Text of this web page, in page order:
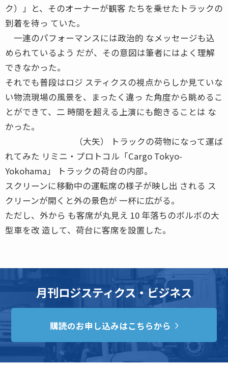
ク）」と、そのオーナーが観客 たちを乗せたトラックの
到着を待っ ていた。
一連のパフォーマンスには政治的 なメッセージも込
められているよう だが、その意図は筆者にはよく理解
できなかった。
それでも普段はロジ スティクスの視点からしか見ていな
い物流現場の風景を、まったく違っ た角度から眺めるこ
とができて、二 時間を超える上演にも飽きることは な
かった。
（大矢） トラックの荷物になって運ば
れてみた リミニ・プロトコル「Cargo Tokyo-
Yokohama」 トラックの荷台の内部。
スクリーンに移動中の運転席の様子が映し出 される ス
クリーンが開くと外の景色が 一杯に広がる。
ただし、外から も客席が丸見え 10 年落ちのボルボの大
型車を改 造して、荷台に客席を設置した。
月刊ロジスティクス・ビジネス
購読のお申し込みはこちらから